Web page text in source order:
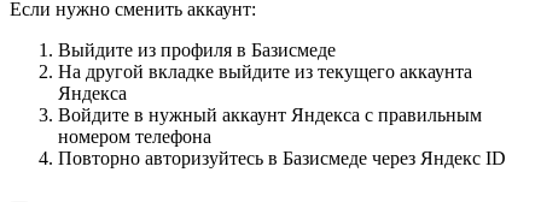
Если нужно сменить аккаунт:
Выйдите из профиля в Базисмеде
На другой вкладке выйдите из текущего аккаунта
Яндекса
Войдите в нужный аккаунт Яндекса с правильным
номером телефона
Повторно авторизуйтесь в Базисмеде через Яндекс ID